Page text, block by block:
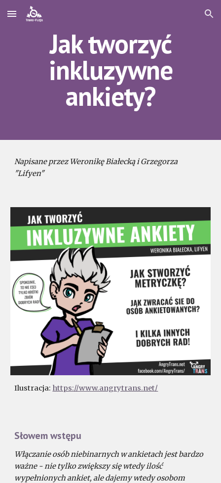
Skip to main content Skip to navigation
Jak tworzyć
inkluzywne
ankiety?
Napisane przezWeronikę Białecką i Grzegorza
"Lifyen"
Ilustracja: https://www.angrytrans.net/
Słowem wstępu
Włączanie osób niebinarnych w ankietach jest bardzo
ważne - nie tylko zwiększy się wtedy ilość
wypełnionych ankiet, ale dajemy wtedy osobom